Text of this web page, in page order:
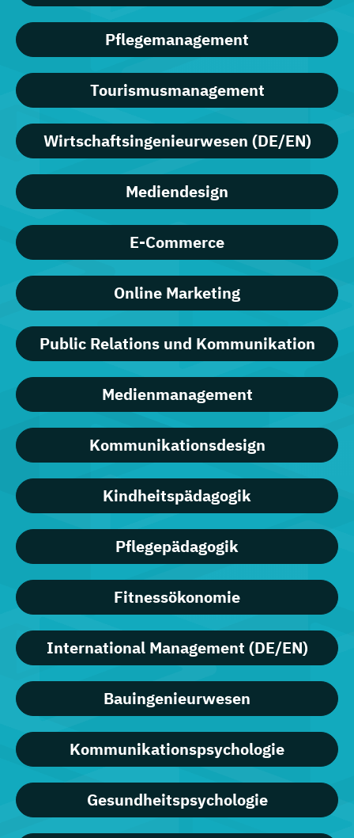
Pflegemanagement
Tourismusmanagement
Wirtschaftsingenieurwesen (DE/EN)
Mediendesign
E-Commerce
Online Marketing
Public Relations und Kommunikation
Medienmanagement
Kommunikationsdesign
Kindheitspädagogik
Pflegepädagogik
Fitnessökonomie
International Management (DE/EN)
Bauingenieurwesen
Kommunikationspsychologie
Gesundheitspsychologie